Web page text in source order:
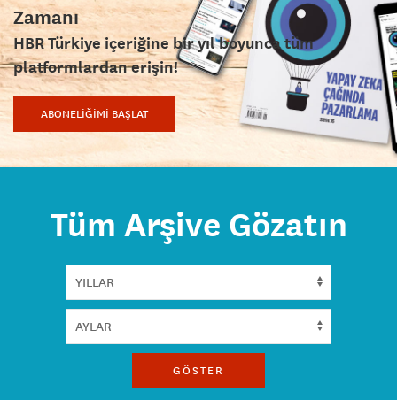
Zamanı
HBR Türkiye içeriğine bir yıl boyunca tüm
platformlardan erişin!
ABONELİĞİMİ BAŞLAT
Tüm Arşive Gözatın
GÖSTER